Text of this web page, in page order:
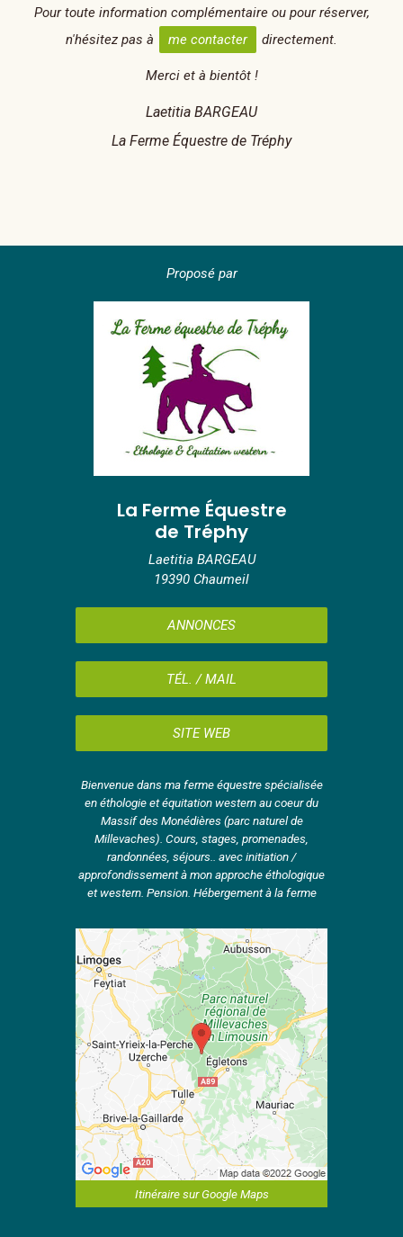
Pour toute information complémentaire ou pour réserver,
n'hésitez pas à
me contacter directement.
Merci et à bientôt !
Laetitia BARGEAU
La Ferme Équestre de Tréphy
Proposé par
La Ferme Équestre
de Tréphy
Laetitia BARGEAU
19390 Chaumeil
ANNONCES
TÉL. / MAIL
SITE WEB
Bienvenue dans ma ferme équestre spécialisée
en éthologie et équitation western au coeur du
Massif des Monédières (parc naturel de
Millevaches). Cours, stages, promenades,
randonnées, séjours.. avec initiation /
approfondissement à mon approche éthologique
et western. Pension. Hébergement à la ferme
Itinéraire sur Google Maps